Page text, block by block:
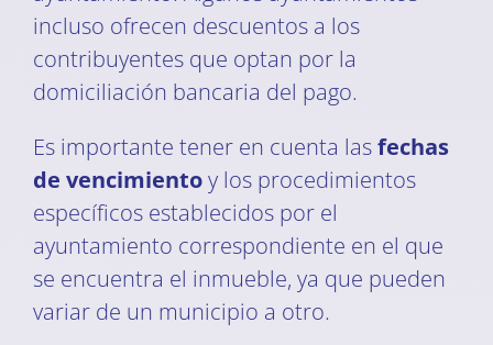
incluso ofrecen descuentos a los
contribuyentes que optan por la
domiciliación bancaria del pago.
Es importante tener en cuenta lasfechas
de vencimientoy los procedimientos
específicos establecidos por el
ayuntamiento correspondiente en el que
se encuentra el inmueble, ya que pueden
variar de un municipio a otro.